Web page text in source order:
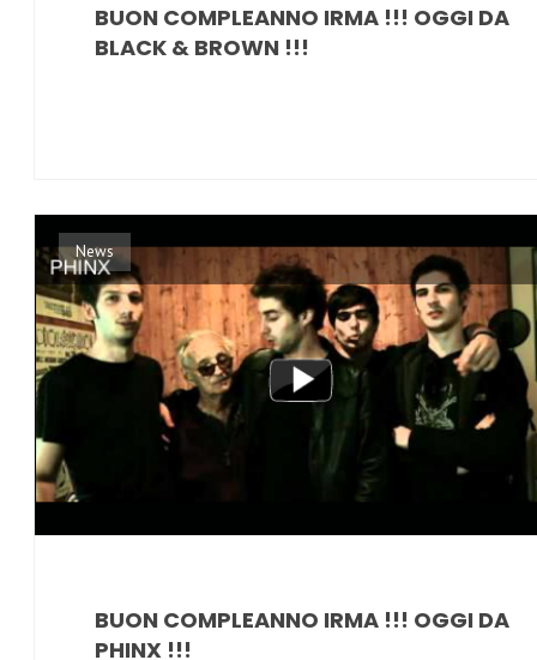
BUON COMPLEANNO IRMA !!! OGGI DA
BLACK & BROWN !!!
News
BUON COMPLEANNO IRMA !!! OGGI DA
PHINX !!!